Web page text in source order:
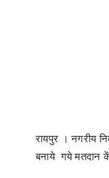
रायपुर । नगरीय
बनाये गये मतदान